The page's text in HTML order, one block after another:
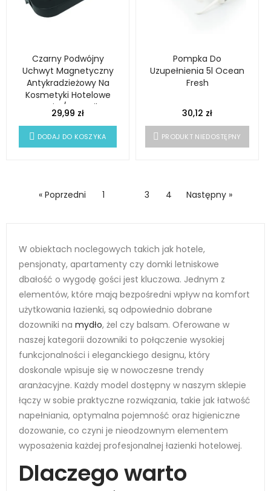
W obiektach noclegowych takich jak hotele,
pensjonaty, apartamenty czy domki letniskowe
dbałość o wygodę gości jest kluczowa. Jednym z
elementów, które mają bezpośredni wpływ na komfort
użytkowania łazienki, są odpowiednio dobrane
dozowniki na mydło, żel czy balsam. Oferowane w
naszej kategorii dozowniki to połączenie wysokiej
funkcjonalności i eleganckiego designu, który
doskonale wpisuje się w nowoczesne trendy
aranżacyjne. Każdy model dostępny w naszym sklepie
łączy w sobie praktyczne rozwiązania, takie jak łatwość
napełniania, optymalna pojemność oraz higieniczne
dozowanie, co czyni je nieodzownym elementem
wyposażenia każdej profesjonalnej łazienki hotelowej.
Dlaczego warto
Czarny Podwójny
Uchwyt Magnetyczny
Antykradzieżowy Na
Kosmetyki Hotelowe
Omnia / Botanika
29,99 zł
DODAJ DO KOSZYKA
Pompka Do
Uzupełnienia 5l Ocean
Fresh
30,12 zł
PRODUKT NIEDOSTĘPNY
« Poprzedni 1 3 4 Następny »